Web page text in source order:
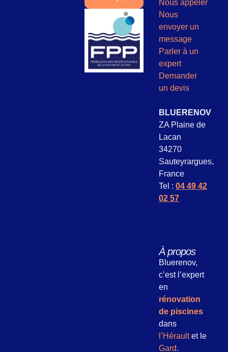
Nous appeler
Nous
envoyer un
message
Parler à un
expert
Demander
un devis
BLUERENOV
ZA Plaine de
Lacan
34270
Sauteyrargues,
France
Tel : 04 49 42
02 57
À propos
Bluerenov,
c’est l’expert
en
rénovation
de piscines
dans
l’Héraultet le
Gard.